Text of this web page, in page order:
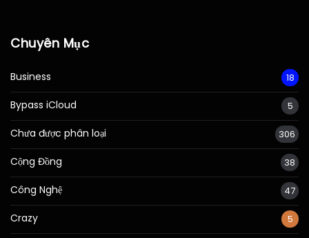
Chuyên Mục
Business 18
Bypass iCloud 5
Chưa được phân loại 306
Cộng Đồng 38
Công Nghệ 47
Crazy 5